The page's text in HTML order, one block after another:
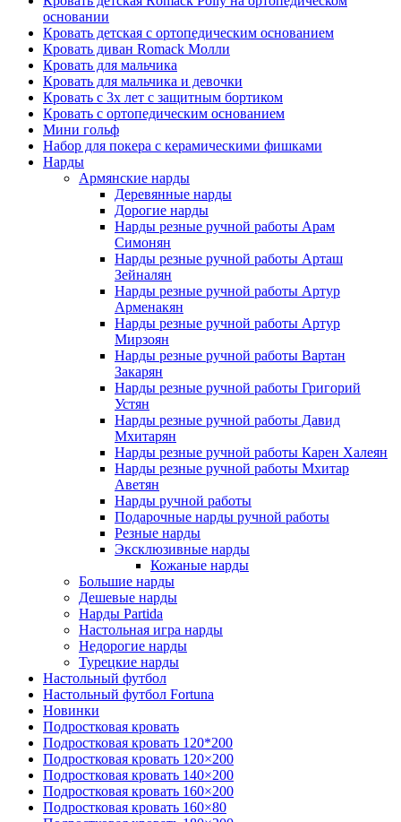
основании
Кровать детская с ортопедическим основанием
Кровать диван Romack Молли
Кровать для мальчика
Кровать для мальчика и девочки
Кровать с 3х лет с защитным бортиком
Кровать с ортопедическим основанием
Мини гольф
Набор для покера с керамическими фишками
Нарды
Армянские нарды
Деревянные нарды
Дорогие нарды
Нарды резные ручной работы Арам
Симонян
Нарды резные ручной работы Арташ
Зейналян
Нарды резные ручной работы Артур
Арменакян
Нарды резные ручной работы Артур
Мирзоян
Нарды резные ручной работы Вартан
Закарян
Нарды резные ручной работы Григорий
Устян
Нарды резные ручной работы Давид
Мхитарян
Нарды резные ручной работы Карен Халеян
Нарды резные ручной работы Мхитар
Аветян
Нарды ручной работы
Подарочные нарды ручной работы
Резные нарды
Эксклюзивные нарды
Кожаные нарды
Большие нарды
Дешевые нарды
Нарды Partida
Настольная игра нарды
Недорогие нарды
Турецкие нарды
Настольный футбол
Настольный футбол Fortuna
Новинки
Подростковая кровать
Подростковая кровать 120*200
Подростковая кровать 120×200
Подростковая кровать 140×200
Подростковая кровать 160×200
Подростковая кровать 160×80